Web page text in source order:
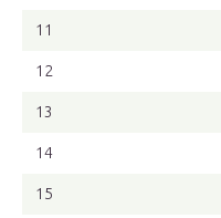
11
12
13
14
15